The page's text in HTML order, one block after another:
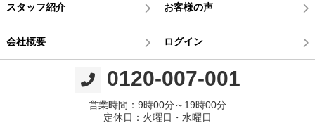
スタッフ紹介 お客様の声
会社概要 ログイン
0120-007-001
営業時間：9時00分～19時00分
定休日：火曜日・水曜日